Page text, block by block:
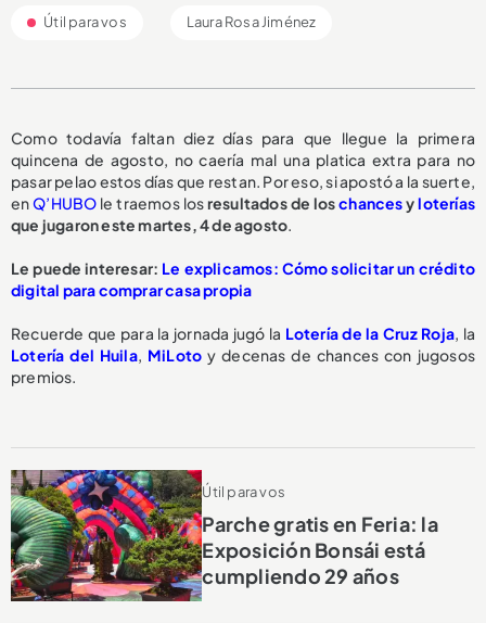
Útil para vos Laura Rosa Jiménez
Como todavía faltan diez días para que llegue la primera
quincena de agosto, no caería mal una platica extra para no
pasar pelao estos días que restan. Por eso, si apostó a la suerte,
enQ’HUBO le traemos losresultados de loschancesyloterías
que jugaron este martes, 4 de agosto.
Le puede interesar: Le explicamos: Cómo solicitar un crédito
digital para comprar casa propia
Recuerde que para la jornada jugó la Lotería de la Cruz Roja, la
Lotería del Huila, MiLoto y decenas de chances con jugosos
premios.
Útil para vos
Parche gratis en Feria: la
Exposición Bonsái está
cumpliendo 29 años